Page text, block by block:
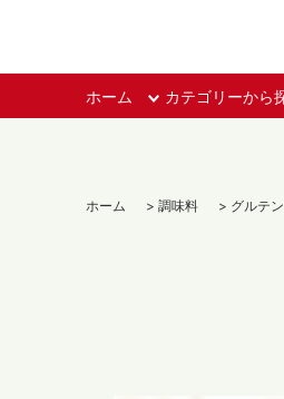
ホーム カテゴリーから
ホーム > 調味料 > グルテ